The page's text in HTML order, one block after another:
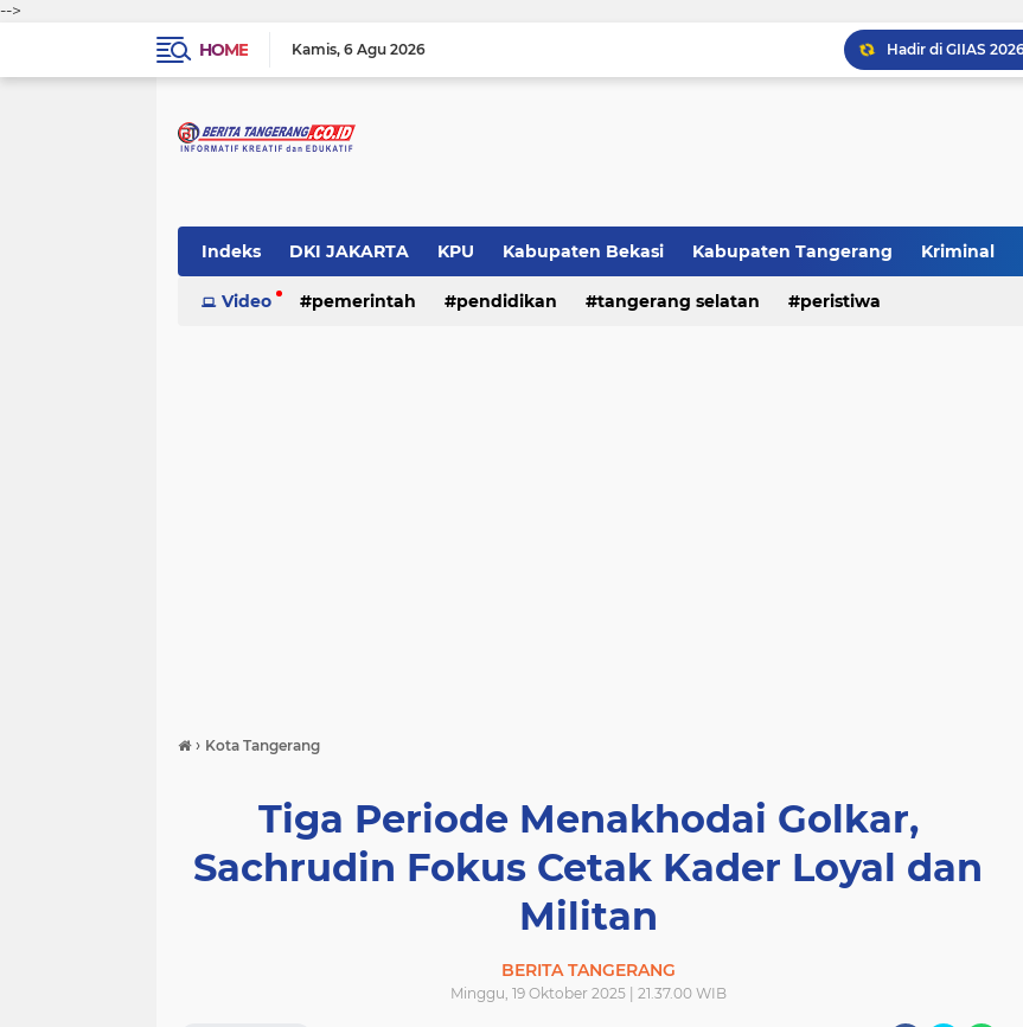
-->
HOME
Kamis 6 Agu 2026
Indeks DKI JAKARTA KPU Kabupaten Bekasi Kabupaten Tangerang Kriminal
Pemerintah Pendidikan Polri peristiwa
Video pemerintah pendidikan tangerang selatan peristiwa
› Kota Tangerang
Tiga Periode Menakhodai Golkar,
Sachrudin Fokus Cetak Kader Loyal dan
Militan
BERITA TANGERANG
Minggu, 19 Oktober 2025 | 21.37.00 WIB